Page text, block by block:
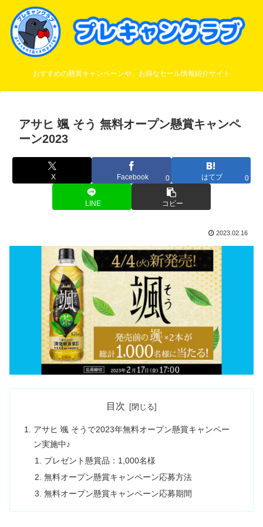
おすすめの懸賞キャンペーンや、お得なセール情報紹介サイト
アサヒ 颯 そう 無料オープン懸賞キャンペ
ーン2023
X Facebook 0 はてブ 0
LINE コピー
2023.02.16
目次
アサヒ 颯 そうで2023年無料オープン懸賞キャンペー
ン実施中♪
プレゼント懸賞品：1,000名様
無料オープン懸賞キャンペーン応募方法
無料オープン懸賞キャンペーン応募期間